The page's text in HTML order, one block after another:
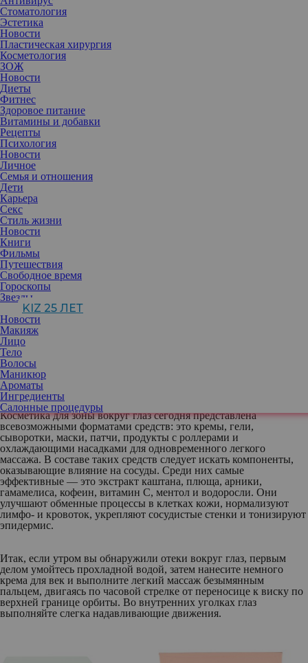
Стоматология
Эстетика
Новости
Пластическая хирургия
Косметология
ЗОЖ
Новости
Диеты
Фитнес
Здоровое питание
Витамины и добавки
Рецепты
Психология
Новости
Личное
Семья и отношения
Дети
Карьера
Секс
Стиль жизни
Новости
Книги
Фильмы
Путешествия
Свободное время
Гороскопы
Звезды
KIZ 25 ЛЕТ
Новости
Макияж
Лицо
Тело
Волосы
Маникюр
Ароматы
Ингредиенты
Салонные процедуры
В многообразии средств для век можно растеряться. Все они
гарантируют непревзойденный эффект и устранение всех
имеющихся несовершенств. Однако, если главная мишень для
вас — отеки, то, чтобы не быть разочарованными, стоит
внимательно присмотреться к составу.
Сразу следует отметить, что косметические средства
эффективны только в отношении отечности, вызванной
определенными факторами: недосыпом, неправильным
положением головы во время сна, погрешностями в питании
накануне и подобных единичных нарушениях здорового образа
жизни. Отеки лица, спровоцированные заболеваниями
внутренних систем организма следует лечить с помощью
врачей.
Косметика для зоны вокруг глаз сегодня представлена
всевозможными форматами средств: это кремы, гели,
сыворотки, маски, патчи, продукты с роллерами и
охлаждающими насадками для одновременного легкого
массажа. В составе таких средств следует искать компоненты,
оказывающие влияние на сосуды. Среди них самые
эффективные — это экстракт каштана, плюща, арники,
гамамелиса, кофеин, витамин С, ментол и водоросли. Они
улучшают обменные процессы в клетках кожи, нормализуют
лимфо- и кровоток, укрепляют сосудистые стенки и тонизируют
эпидермис.
Итак, если утром вы обнаружили отеки вокруг глаз, первым
делом умойтесь прохладной водой, затем нанесите немного
крема для век и выполните легкий массаж безымянным
пальцем, двигаясь по часовой стрелке от переносице к виску по
верхней границе орбиты. Во внутренних уголках глаз
выполняйте слегка надавливающие движения.